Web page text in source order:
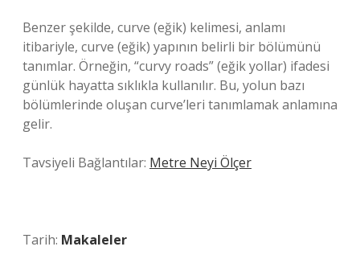
Benzer şekilde, curve (eğik) kelimesi, anlamı
itibariyle, curve (eğik) yapının belirli bir bölümünü
tanımlar. Örneğin, “curvy roads” (eğik yollar) ifadesi
günlük hayatta sıklıkla kullanılır. Bu, yolun bazı
bölümlerinde oluşan curve’leri tanımlamak anlamına
gelir.
Tavsiyeli Bağlantılar: Metre Neyi Ölçer
Tarih: Makaleler